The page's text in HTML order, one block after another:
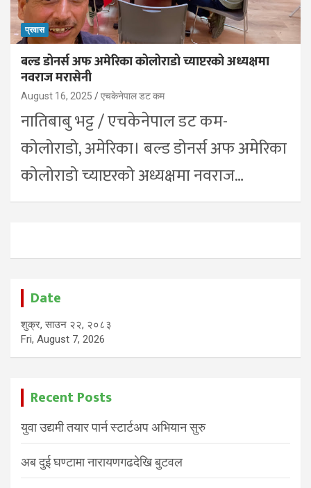
प्रवास
बल्ड डोनर्स अफ अमेरिका कोलोराडो च्याप्टरको अध्यक्षमा
नवराज मरासेनी
August 16, 2025 एचकेनेपाल डट कम
नातिबाबु भट्ट / एचकेनेपाल डट कम-
कोलोराडो, अमेरिका। बल्ड डोनर्स अफ अमेरिका
कोलोराडो च्याप्टरको अध्यक्षमा नवराज…
Date
शुक्र, साउन २२, २०८३
Fri, August 7, 2026
Recent Posts
युवा उद्यमी तयार पार्न स्टार्टअप अभियान सुरु
अब दुई घण्टामा नारायणगढदेखि बुटवल